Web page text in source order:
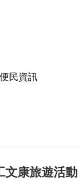
民資訊
文康旅遊活動